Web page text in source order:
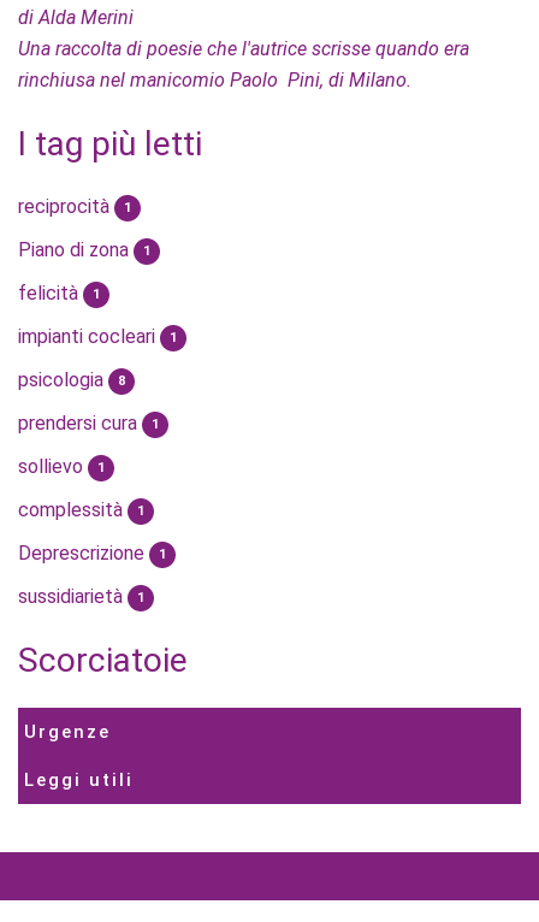
di Alda Merini
Una raccolta di poesie che l'autrice scrisse quando era
rinchiusa nel manicomio Paolo Pini, di Milano.
I tag più letti
reciprocità 1
Piano di zona 1
felicità 1
impianti cocleari 1
psicologia 8
prendersi cura 1
sollievo 1
complessità 1
Deprescrizione 1
sussidiarietà 1
Scorciatoie
Urgenze
Leggi utili